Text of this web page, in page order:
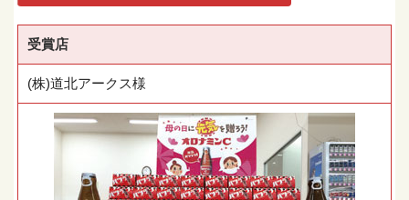
受賞店
(株)道北アークス様